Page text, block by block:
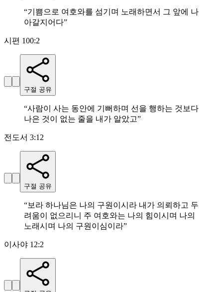
“기쁨으로 여호와를 섬기며 노래하면서 그 앞에 나
아갈지어다”
시편 100:2
구절 공유
“사람이 사는 동안에 기뻐하며 선을 행하는 것보다
나은 것이 없는 줄을 내가 알았고”
전도서 3:12
구절 공유
“보라 하나님은 나의 구원이시라 내가 의뢰하고 두
려움이 없으리니 주 여호와는 나의 힘이시며 나의
노래시며 나의 구원이심이라”
이사야 12:2